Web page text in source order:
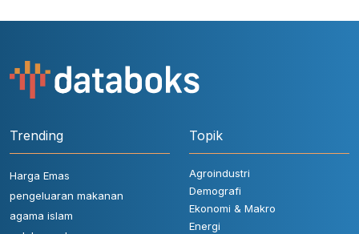
Trending
Harga Emas
pengeluaran makanan
agama islam
Topik
Agroindustri
Demografi
Ekonomi & Makro
Energi